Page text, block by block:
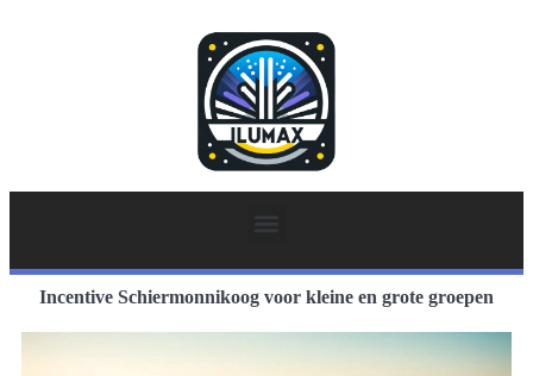
Incentive Schiermonnikoog voor kleine en grote groepen